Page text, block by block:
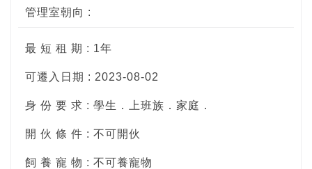
管理室朝向 :
最 短 租 期 : 1年
可遷入日期 : 2023-08-02
身 份 要 求 : 學生．上班族．家庭．
開 伙 條 件 : 不可開伙
飼 養 寵 物 : 不可養寵物